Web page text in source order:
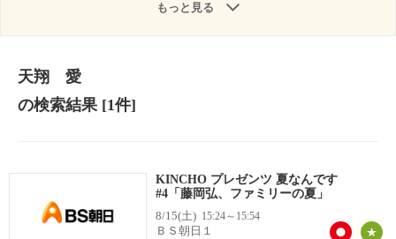
もっと見る
天翔 愛
の検索結果[1件]
KINCHO プレゼンツ 夏なんです
#4「藤岡弘、ファミリーの夏」
8/15(土) 15:24～15:54
ＢＳ朝日１